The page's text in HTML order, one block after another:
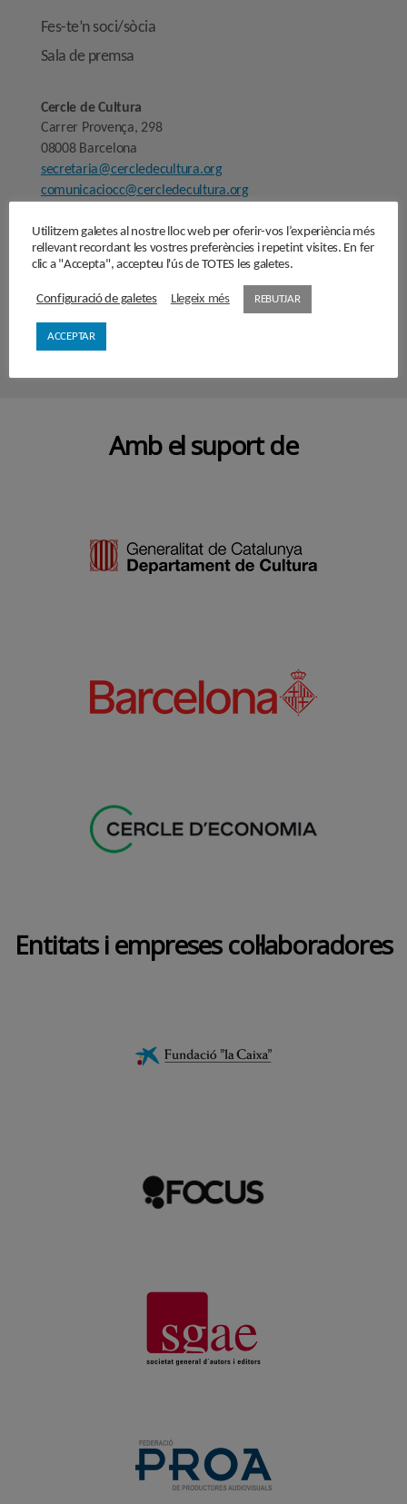
Fes-te’n soci/sòcia
Sala de premsa
Cercle de Cultura
Carrer Provença, 298
08008 Barcelona
secretaria@cercledecultura.org
comunicaciocc@cercledecultura.org
Nota Legal
Avís legal
Amb el suport de
Entitats i empreses col·laboradores
Utilitzem galetes al nostre lloc web per oferir-vos l’experiència més
rellevant recordant les vostres preferències i repetint visites. En fer
clic a "Accepta", accepteu l'ús de TOTES les galetes.
Configuració de galetes Llegeix més REBUTJAR
ACCEPTAR